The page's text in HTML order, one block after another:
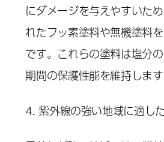
にダメージを与えやすいた
れたフッ素塗料や無機塗料
です。これらの塗料は塩分
期間の保護性能を維持します
4. 紫外線の強い地域に適し